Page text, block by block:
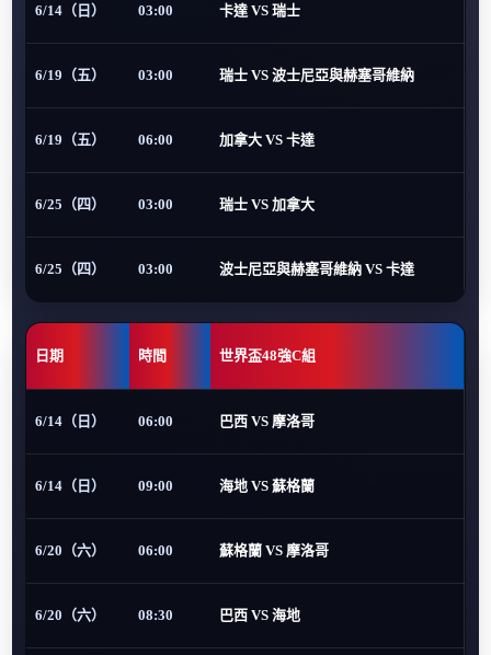
6/14（日） 03:00 卡達 VS 瑞士
6/19（五） 03:00 瑞士 VS 波士尼亞與赫塞哥維納
6/19（五） 06:00 加拿大 VS 卡達
6/25（四） 03:00 瑞士 VS 加拿大
6/25（四） 03:00 波士尼亞與赫塞哥維納 VS 卡達
日期 時間 世界盃48強C組
6/14（日） 06:00 巴西 VS 摩洛哥
6/14（日） 09:00 海地 VS 蘇格蘭
6/20（六） 06:00 蘇格蘭 VS 摩洛哥
6/20（六） 08:30 巴西 VS 海地